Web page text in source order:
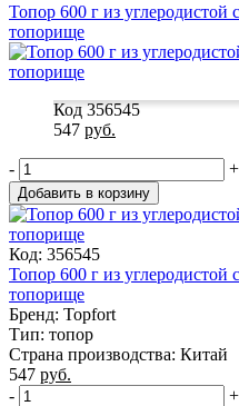
Топор 600 г из углеродистой
топорище
Код 356545
547 руб.
- +
Добавить в корзину
Код: 356545
Топор 600 г из углеродистой
топорище
Бренд: Topfort
Тип: топор
Страна производства: Китай
547 руб.
-
+